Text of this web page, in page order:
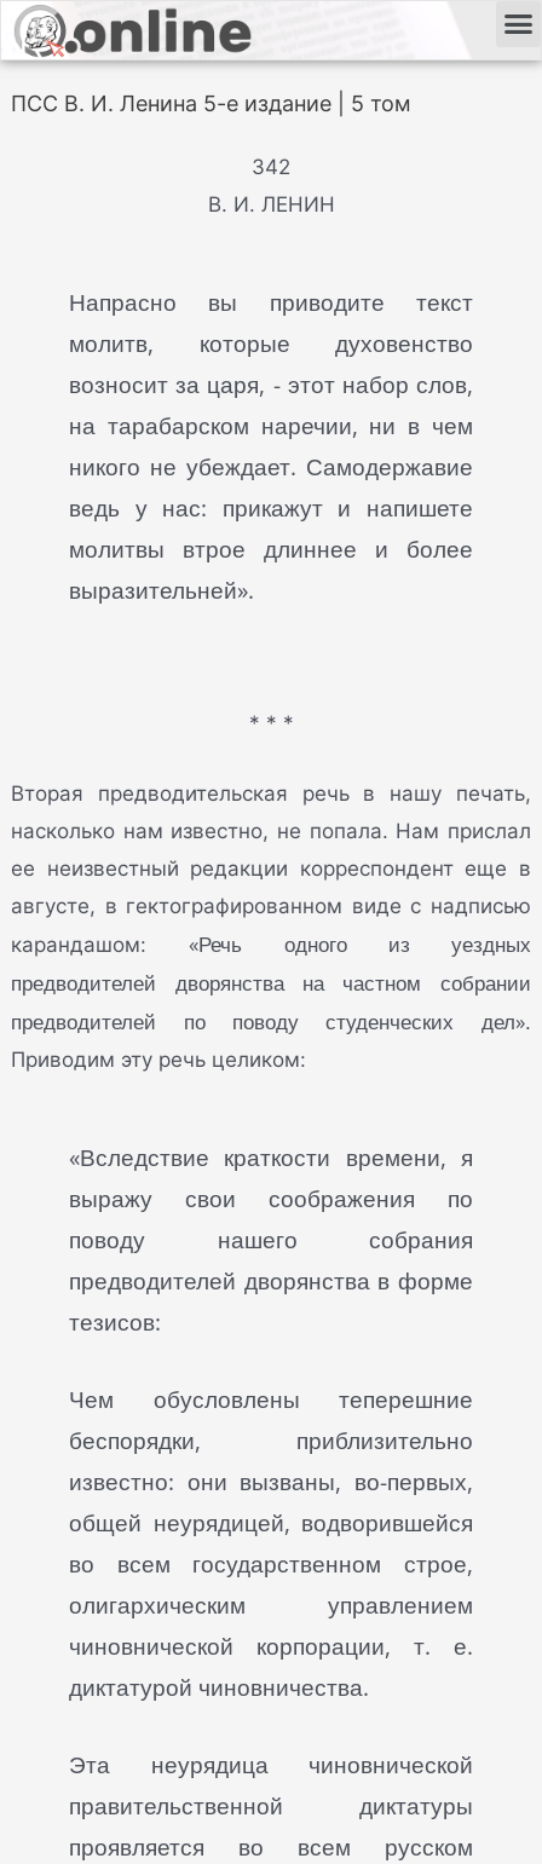
ПСС В. И. Ленина 5-е издание | 5 том
342
В. И. ЛЕНИН
Напрасно вы приводите текст
молитв, которые духовенство
возносит за царя, - этот набор слов,
на тарабарском наречии, ни в чем
никого не убеждает. Самодержавие
ведь у нас: прикажут и напишете
молитвы втрое длиннее и более
выразительней».
* * *
Вторая предводительская речь в нашу печать,
насколько нам известно, не попала. Нам прислал
ее неизвестный редакции корреспондент еще в
августе, в гектографированном виде с надписью
карандашом:«Речь одного из уездных
предводителей дворянства на частном собрании
предводителей по поводу студенческих дел».
Приводим эту речь целиком:
«Вследствие краткости времени, я
выражу свои соображения по
поводу нашего собрания
предводителей дворянства в форме
тезисов:
Чем обусловлены теперешние
беспорядки, приблизительно
известно: они вызваны, во-первых,
общей неурядицей, водворившейся
во всем государственном строе,
олигархическим управлением
чиновнической корпорации, т. е.
диктатурой чиновничества.
Эта неурядица чиновнической
правительственной диктатуры
проявляется во всем русском